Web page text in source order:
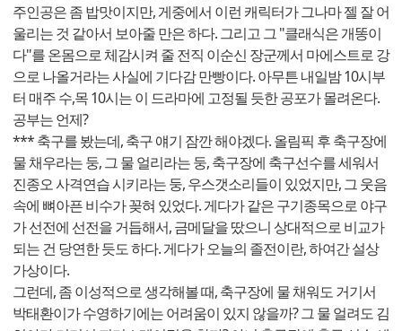
주인공은 좀 밥맛이지만, 게중에서 이런 캐릭터가 그나마 젤 잘 어
울리는 것 같아서 보아줄 만은 하다. 그리고 그 "클래식은 개똥이
다"를 온몸으로 체감시켜 줄 전직 이순신 장군께서 마에스트로 강
으로 나올거라는 사실에 기다감 만빵이다. 아무튼 내일밤 10시부
터 매주 수,목 10시는 이 드라마에 고정될 듯한 공포가 몰려온다.
공부는 언제?
*** 축구를 봤는데, 축구 얘기 잠깐 해야겠다. 올림픽 후 축구장에
물 채우라는 둥, 그 물 얼리라는 둥, 축구장에 축구선수를 세워서
진종오 사격연습 시키라는 둥, 우스갯소리들이 있었지만, 그 웃음
속에 뼈아픈 비수가 꽂혀 있었다. 게다가 같은 구기종목으로 야구
가 선전에 선전을 거듭해서, 금메달을 땄으니 상대적으로 비교가
되는 건 당연한 듯도 하다. 게다가 오늘의 졸전이란, 하여간 설상
가상이다.
그런데, 좀 이성적으로 생각해볼 때, 축구장에 물 채워도 거기서
박태환이가 수영하기에는 어려움이 있지 않을까? 그 물 얼려도 김